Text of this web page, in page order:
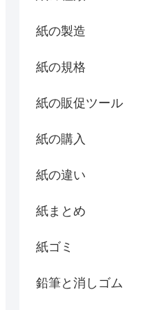
紙の製造
紙の規格
紙の販促ツール
紙の購入
紙の違い
紙まとめ
紙ゴミ
鉛筆と消しゴム